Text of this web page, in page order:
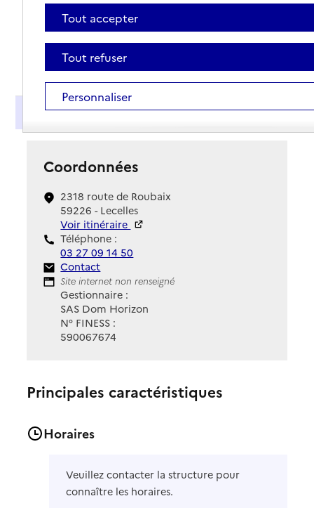
Présentation
Coordonnées
2318 route de Roubaix
59226 - Lecelles
Voir itinéraire
Téléphone :
03 27 09 14 50
Contact
Contact
Site Internet
Site internet non renseigné
Gestionnaire :
SAS Dom Horizon
N° FINESS :
590067674
Principales caractéristiques
Horaires
Veuillez contacter la structure pour
connaître les horaires.
Tout accepter
Tout refuser
Personnaliser